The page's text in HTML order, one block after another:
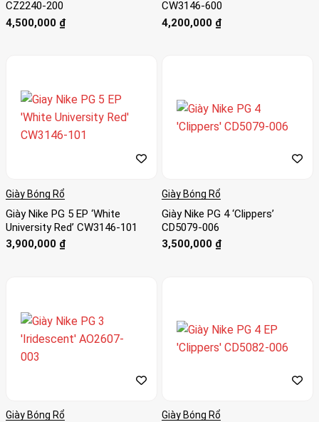
lớp đè màu đen nổi bật và cổ hơi, và các điểm “Crimson”
đôi giày bóng rổ tiên tiến này.
CZ2240-200
4,500,000 ₫
CW3146-600
4,200,000 ₫
Giày Bóng Rổ
Giày Nike PG 5 EP ‘White
University Red’ CW3146-101
3,900,000 ₫
Giày Bóng Rổ
Giày Nike PG 4 ‘Clippers’
CD5079-006
3,500,000 ₫
Giày Bóng Rổ Giày Bóng Rổ